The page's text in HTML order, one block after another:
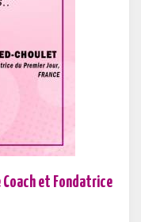
Coach et Fondatrice